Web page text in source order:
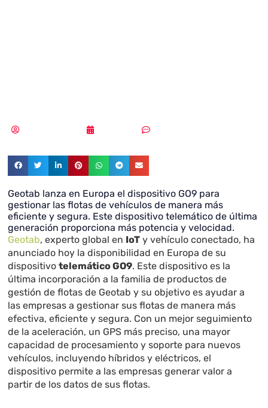
Geotab lanza en Europa el dispositivo GO9 para
gestionar las flotas de vehículos de manera más
eficiente y segura. Este dispositivo telemático de última
generación proporciona más potencia y velocidad.
Geotab, experto global en IoT y vehículo conectado, ha
anunciado hoy la disponibilidad en Europa de su
dispositivotelemático GO9. Este dispositivo es la
última incorporación a la familia de productos de
gestión de flotas de Geotab y su objetivo es ayudar a
las empresas a gestionar sus flotas de manera más
efectiva, eficiente y segura. Con un mejor seguimiento
de la aceleración, un GPS más preciso, una mayor
capacidad de procesamiento y soporte para nuevos
vehículos, incluyendo híbridos y eléctricos, el
dispositivo permite a las empresas generar valor a
partir de los datos de sus flotas.